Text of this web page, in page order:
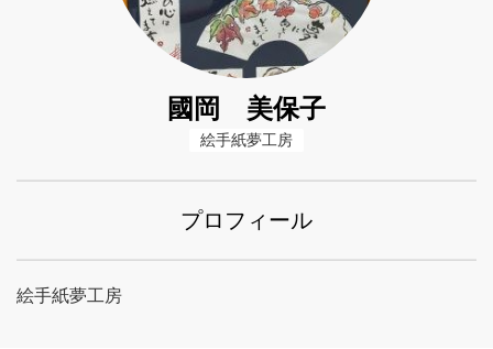
國岡 美保子
絵手紙夢工房
プロフィール
絵手紙夢工房